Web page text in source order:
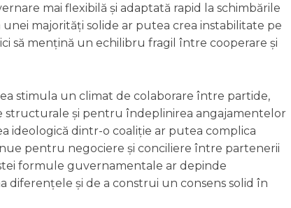
mai flexibilă și adaptată rapid la schimbările
majorități solide ar putea crea instabilitate pe
să mențină un echilibru fragil între cooperare și
stimula un climat de colaborare între partide,
și pentru îndeplinirea angajamentelor
ideologică dintr-o coaliție ar putea complica
pentru negociere și conciliere între partenerii
formule guvernamentale ar depinde
diferențele și de a construi un consens solid în